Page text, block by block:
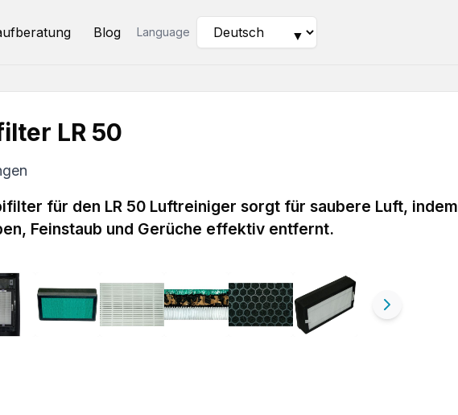
Blog Language ▼
LR 50
für den LR 50 Luftreiniger sorgt für saubere Luft, indem
Feinstaub und Gerüche effektiv entfernt.